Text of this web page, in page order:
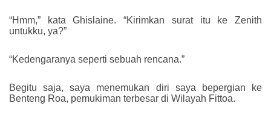
“Hmm,” kata Ghislaine. “Kirimkan surat itu ke Zenith
untukku, ya?”
“Kedengaranya seperti sebuah rencana.”
Begitu saja, saya menemukan diri saya bepergian ke
Benteng Roa, pemukiman terbesar di Wilayah Fittoa.